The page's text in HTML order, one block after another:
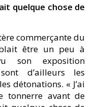
quelque chose de
commerçante du
être un peu à
son exposition
d’ailleurs les
détonations. « J’ai
tonnerre avant de